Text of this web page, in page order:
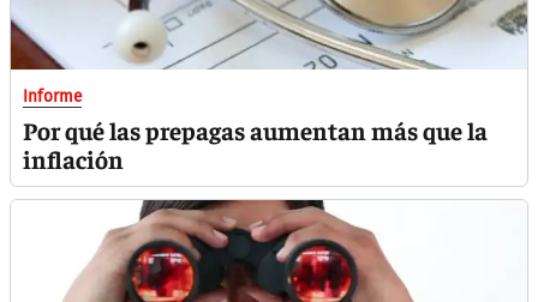
Informe
Por qué las prepagas aumentan más que la
inflación